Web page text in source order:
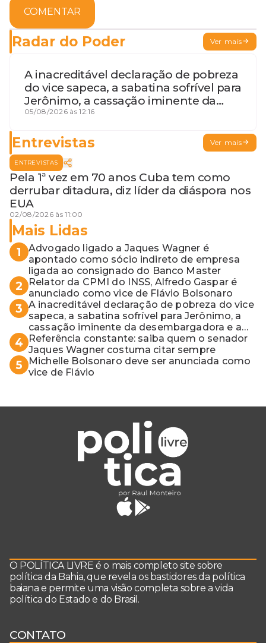
COMENTAR
Radar do Poder Ver mais
A inacreditável declaração de pobreza
do vice sapeca, a sabatina sofrível para
Jerônimo, a cassação iminente da
desembargadora e a vaga do Quinto
05/08/2026 às 12:16
Entrevistas Ver mais
ENTREVISTAS
Pela 1ª vez em 70 anos Cuba tem como
derrubar ditadura, diz líder da diáspora nos
EUA
02/08/2026 às 11:00
Mais Lidas
1
Advogado ligado a Jaques Wagner é
apontado como sócio indireto de empresa
ligada ao consignado do Banco Master
2
Relator da CPMI do INSS, Alfredo Gaspar é
anunciado como vice de Flávio Bolsonaro
3 A inacreditável declaração de pobreza do vice
sapeca, a sabatina sofrível para Jerônimo, a
cassação iminente da desembargadora e a
vaga do Quinto para o MP baiano
4
Referência constante: saiba quem o senador
Jaques Wagner costuma citar sempre
5
Michelle Bolsonaro deve ser anunciada como
vice de Flávio
O POLÍTICA LIVRE é o mais completo site sobre
política da Bahia, que revela os bastidores da política
baiana e permite uma visão completa sobre a vida
política do Estado e do Brasil.
CONTATO